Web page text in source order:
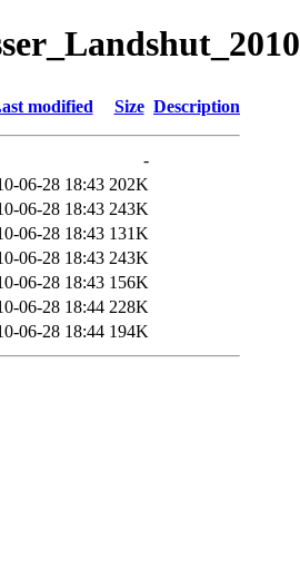
modified Size Description
-
06-28 18:43 202K
06-28 18:43 243K
06-28 18:43 131K
06-28 18:43 243K
06-28 18:43 156K
06-28 18:44 228K
06-28 18:44 194K